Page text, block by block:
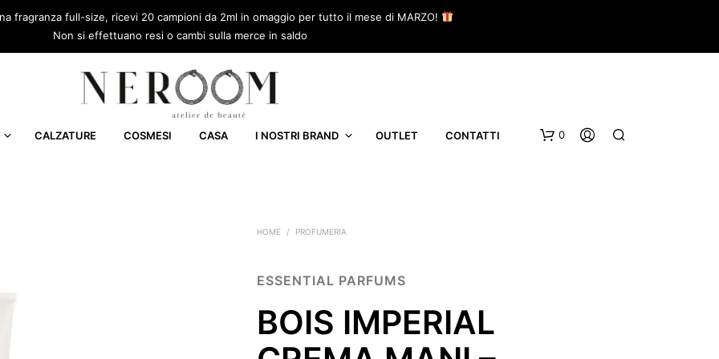
fragranza full-size, ricevi 20 campioni da 2ml in omaggio per tutto il mese di MARZO!
Non si effettuano resi o cambi sulla merce in saldo
CALZATURE COSMESI CASA I NOSTRI BRAND OUTLET CONTATTI 0
HOME / PROFUMERIA
ESSENTIAL PARFUMS
BOIS IMPERIAL